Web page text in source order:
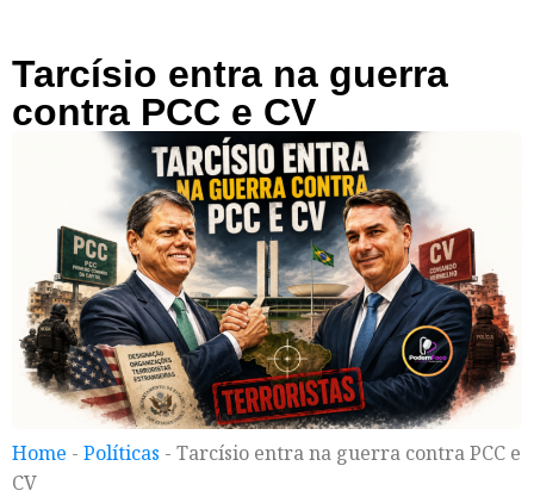
Tarcísio entra na guerra
contra PCC e CV
Home - Políticas - Tarcísio entra na guerra contra PCC e
CV